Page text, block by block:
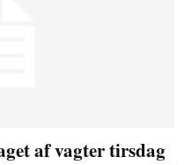
af vagter tirsdag